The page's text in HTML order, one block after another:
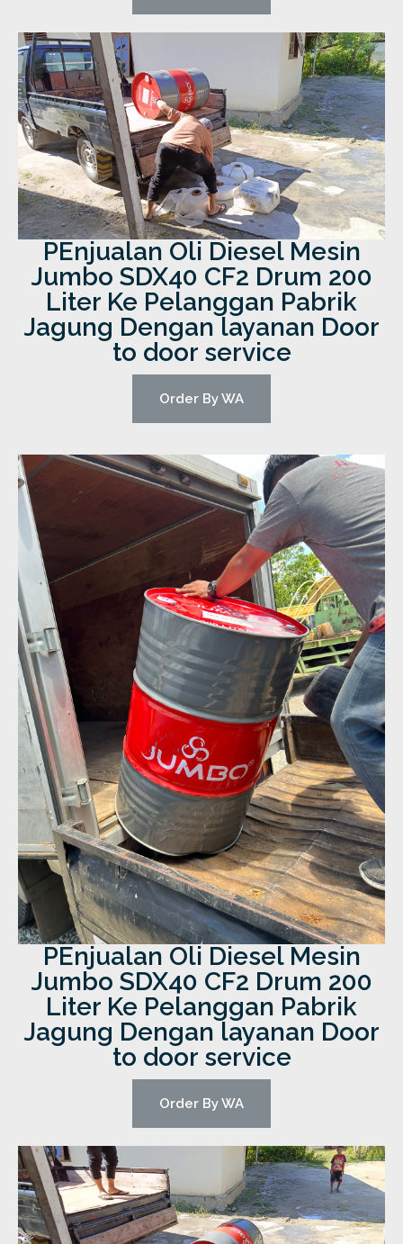
PEnjualan Oli Diesel Mesin
Jumbo SDX40 CF2 Drum 200
Liter Ke Pelanggan Pabrik
Jagung Dengan layanan Door
to door service
Order By WA
PEnjualan Oli Diesel Mesin
Jumbo SDX40 CF2 Drum 200
Liter Ke Pelanggan Pabrik
Jagung Dengan layanan Door
to door service
Order By WA